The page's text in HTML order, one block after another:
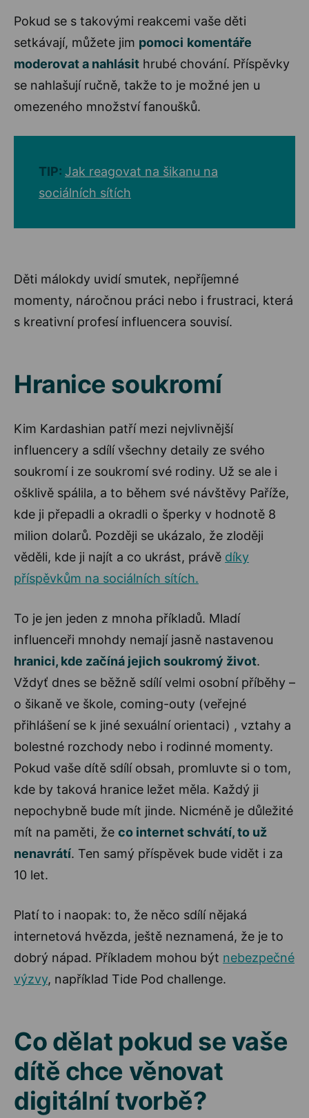
Pokud se s takovými reakcemi vaše děti
setkávají, můžete jim pomoci komentáře
moderovat a nahlásit hrubé chování. Příspěvky
se nahlašují ručně, takže to je možné jen u
omezeného množství fanoušků.
TIP: Jak reagovat na šikanu na
sociálních sítích
Děti málokdy uvidí smutek, nepříjemné
momenty, náročnou práci nebo i frustraci, která
s kreativní profesí influencera souvisí.
Hranice soukromí
Kim Kardashian patří mezi nejvlivnější
influencery a sdílí všechny detaily ze svého
soukromí i ze soukromí své rodiny. Už se ale i
ošklivě spálila, a to během své návštěvy Paříže,
kde ji přepadli a okradli o šperky v hodnotě 8
milion dolarů. Později se ukázalo, že zloději
věděli, kde ji najít a co ukrást, právě díky
příspěvkům na sociálních sítích.
To je jen jeden z mnoha příkladů. Mladí
influenceři mnohdy nemají jasně nastavenou
hranici, kde začíná jejich soukromý život.
Vždyť dnes se běžně sdílí velmi osobní příběhy –
o šikaně ve škole, coming-outy (veřejné
přihlášení se k jiné sexuální orientaci) , vztahy a
bolestné rozchody nebo i rodinné momenty.
Pokud vaše dítě sdílí obsah, promluvte si o tom,
kde by taková hranice ležet měla. Každý ji
nepochybně bude mít jinde. Nicméně je důležité
mít na paměti, že co internet schvátí, to už
nenavrátí. Ten samý příspěvek bude vidět i za
10 let.
Platí to i naopak: to, že něco sdílí nějaká
internetová hvězda, ještě neznamená, že je to
dobrý nápad. Příkladem mohou být nebezpečné
výzvy, například Tide Pod challenge.
Co dělat pokud se vaše
dítě chce věnovat
digitální tvorbě?